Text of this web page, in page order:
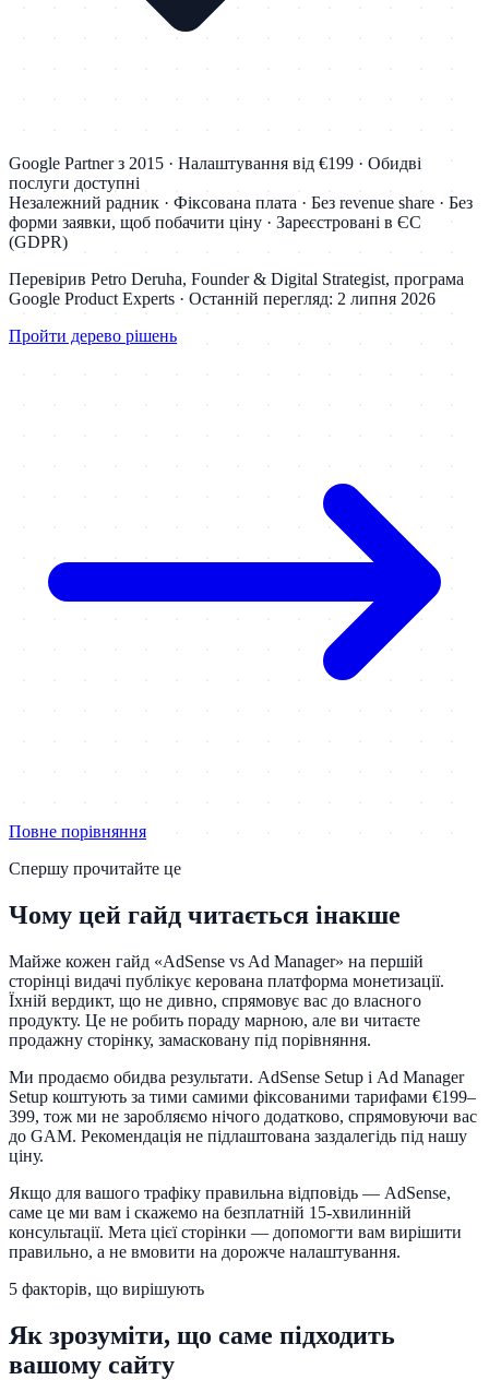
Google Partner з 2015 · Налаштування від €199 · Обидві
послуги доступні
Незалежний радник · Фіксована плата · Без revenue share · Без
форми заявки, щоб побачити ціну · Зареєстровані в ЄС
(GDPR)
Перевірив Petro Deruha, Founder & Digital Strategist, програма
Google Product Experts · Останній перегляд: 2 липня 2026
Пройти дерево рішень
Повне порівняння
Спершу прочитайте це
Чому цей гайд читається інакше
Майже кожен гайд «AdSense vs Ad Manager» на першій
сторінці видачі публікує керована платформа монетизації.
Їхній вердикт, що не дивно, спрямовує вас до власного
продукту. Це не робить пораду марною, але ви читаєте
продажну сторінку, замасковану під порівняння.
Ми продаємо обидва результати. AdSense Setup і Ad Manager
Setup коштують за тими самими фіксованими тарифами €199–
399, тож ми не заробляємо нічого додатково, спрямовуючи вас
до GAM. Рекомендація не підлаштована заздалегідь під нашу
ціну.
Якщо для вашого трафіку правильна відповідь — AdSense,
саме це ми вам і скажемо на безплатній 15-хвилинній
консультації. Мета цієї сторінки — допомогти вам вирішити
правильно, а не вмовити на дорожче налаштування.
5 факторів, що вирішують
Як зрозуміти, що саме підходить
вашому сайту